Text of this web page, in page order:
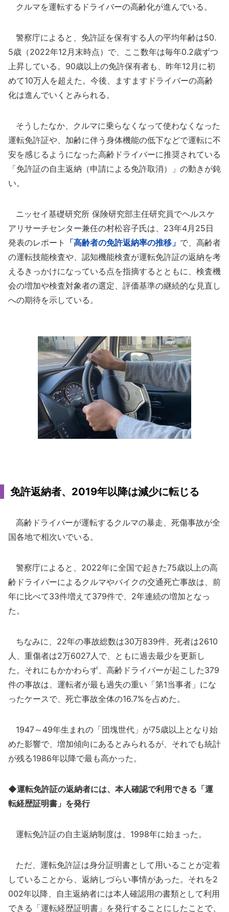
クルマを運転するドライバーの高齢化が進んでいる。
警察庁によると、免許証を保有する人の平均年齢は50.
5歳（2022年12月末時点）で、ここ数年は毎年0.2歳ずつ
上昇している。90歳以上の免許保有者も、昨年12月に初
めて10万人を超えた。今後、ますますドライバーの高齢
化は進んでいくとみられる。
そうしたなか、クルマに乗らなくなって使わなくなった
運転免許証や、加齢に伴う身体機能の低下などで運転に不
安を感じるようになった高齢ドライバーに推奨されている
「免許証の自主返納（申請による免許取消）」の動きが鈍
い。
ニッセイ基礎研究所 保険研究部主任研究員でヘルスケ
アリサーチセンター兼任の村松容子氏は、23年4月25日
発表のレポート
「高齢者の免許返納率の推移」 で、高齢者
の運転技能検査や、認知機能検査が運転免許証の返納を考
えるきっかけになっている点を指摘するとともに、検査機
会の増加や検査対象者の選定、評価基準の継続的な見直し
への期待を示している。
免許返納者、2019年以降は減少に転じる
高齢ドライバーが運転するクルマの暴走、死傷事故が全
国各地で相次いでいる。
警察庁によると、2022年に全国で起きた75歳以上の高
齢ドライバーによるクルマやバイクの交通死亡事故は、前
年に比べて33件増えて379件で、2年連続の増加となっ
た。
ちなみに、22年の事故総数は30万839件。死者は2610
人、重傷者は2万6027人で、ともに過去最少を更新し
た。それにもかかわらず、高齢ドライバーが起こした379
件の事故は、運転者が最も過失の重い「第1当事者」にな
ったケースで、死亡事故全体の16.7%を占めた。
1947～49年生まれの「団塊世代」が75歳以上となり始
めた影響で、増加傾向にあるとみられるが、それでも統計
が残る1986年以降で最も高かった。
◆運転免許証の返納者には、本人確認で利用できる「運
転経歴証明書」を発行
運転免許証の自主返納制度は、1998年に始まった。
ただ、運転免許証は身分証明書として用いることが定着
していることから、返納しづらい事情があった。それを2
002年以降、自主返納者には本人確認用の書類として利用
できる「運転経歴証明書」を発行することにしたことで、